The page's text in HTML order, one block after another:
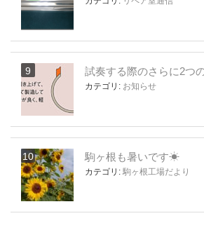
試奏する際のさらに2つ
カテゴリ: お知らせ
駒ヶ根も暑いです☀
カテゴリ: 駒ヶ根工場だより